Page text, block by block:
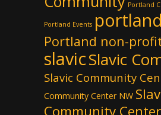
Portland
Portland Events
Portland non-
slavicSlavic
Slavic Community
Community Center NW
Community